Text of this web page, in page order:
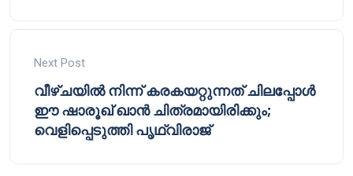
Next Post
വീഴ്ചയിൽ നിന്ന് കരകയറ്റുന്നത് ചിലപ്പോൾ
ഈ ഷാരൂഖ് ഖാൻ ചിത്രമായിരിക്കും;
വെളിപ്പെടുത്തി പൃഥ്വിരാജ്